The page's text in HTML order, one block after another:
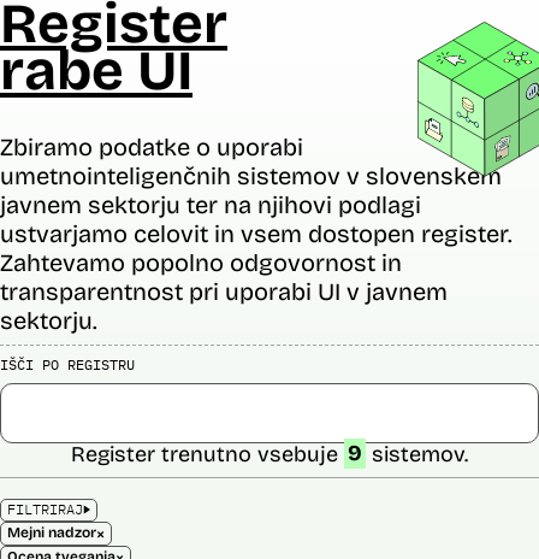
Register
rabe UI
Zbiramo podatke o uporabi
umetnointeligenčnih sistemov v slovenskem
javnem sektorju ter na njihovi podlagi
ustvarjamo celovit in vsem dostopen register.
Zahtevamo popolno odgovornost in
transparentnost pri uporabi UI v javnem
sektorju.
IŠČI PO REGISTRU
FILTRIRAJ
Mejni nadzor×
Register trenutno vsebuje 9 sistemov.